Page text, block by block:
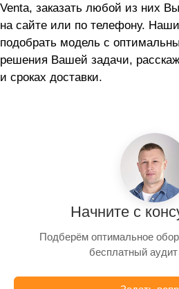
Venta, заказать любой из них
на сайте или по телефону.
подобрать модель с
решения Вашей задачи,
и сроках доставки.
Начните с
Подберём оптимальное
бесплатный аудит